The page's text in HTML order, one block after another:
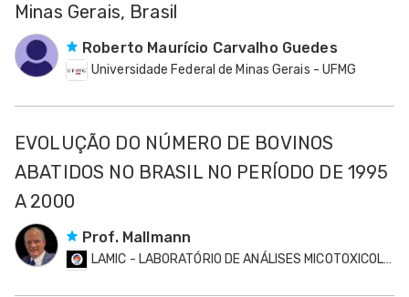
Minas Gerais, Brasil
Roberto Maurício Carvalho Guedes
Universidade Federal de Minas Gerais - UFMG
EVOLUÇÃO DO NÚMERO DE BOVINOS
ABATIDOS NO BRASIL NO PERÍODO DE 1995
A 2000
Prof. Mallmann
LAMIC - LABORATÓRIO DE ANÁLISES MICOTOXICOLÓGICAS